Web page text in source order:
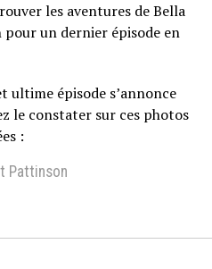
les aventures de Bella
un dernier épisode en
ultime épisode s’annonce
le constater sur ces photos
:
Pattinson